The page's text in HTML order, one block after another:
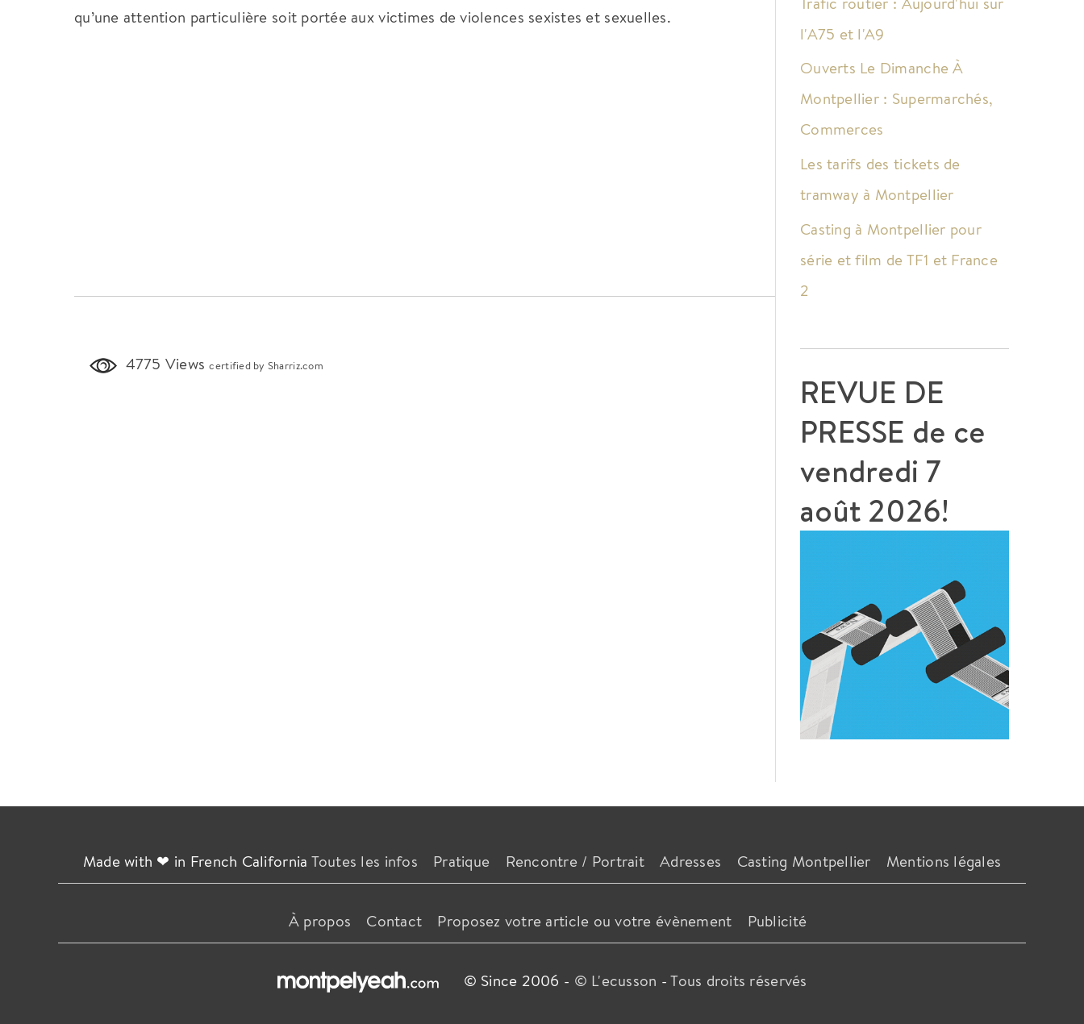
qu’une attention particulière soit portée aux victimes de violences sexistes et sexuelles.
4775 Viewscertified by Sharriz.com
l'A75 et l'A9
Ouverts Le Dimanche À
Montpellier : Supermarchés,
Commerces
Les tarifs des tickets de
tramway à Montpellier
Casting à Montpellier pour
série et film de TF1 et France
2
REVUE DE
PRESSE de ce
vendredi 7
août 2026!
Made with ❤ in French California Toutes les infos Pratique Rencontre / Portrait Adresses Casting Montpellier Mentions légales
À propos Contact Proposez votre article ou votre évènement Publicité
© Since 2006 - © L'ecusson -Tous droits réservés